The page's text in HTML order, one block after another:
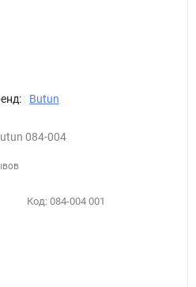
Butun
084-004
Код: 084-004 001